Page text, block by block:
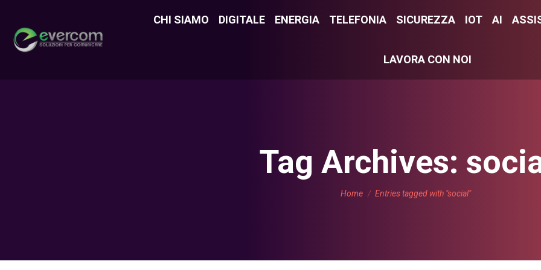
CHI SIAMO DIGITALE ENERGIA TELEFONIA SICUREZZA IOT AI
LAVORA CON NOI
Tag Archives:
You are here:
Home Entries tagged with "social"
CHI SIAMO DIGITALE ENERGIA TELEFONIA SICUREZZA IOT AI
LAVORA CON NOI